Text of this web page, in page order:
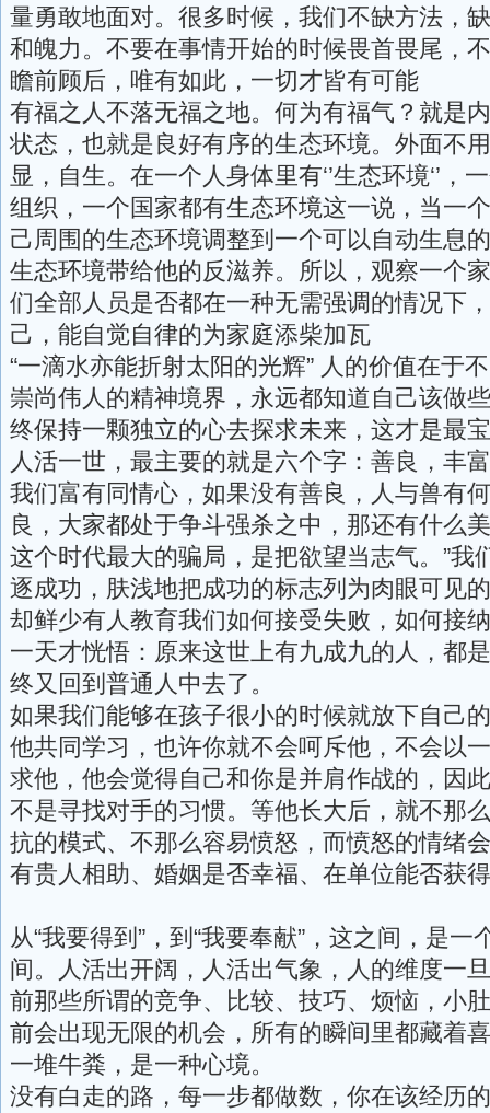
量勇敢地面对。很多时候，我们不缺方法，
和魄力。不要在事情开始的时候畏首畏尾，
瞻前顾后，唯有如此，一切才皆有可能
有福之人不落无福之地。何为有福气？就是
状态，也就是良好有序的生态环境。外面不
显，自生。在一个人身体里有‘’生态环境‘’，
组织，一个国家都有生态环境这一说，当一
己周围的生态环境调整到一个可以自动生息
生态环境带给他的反滋养。所以，观察一个
们全部人员是否都在一种无需强调的情况下
己，能自觉自律的为家庭添柴加瓦
“一滴水亦能折射太阳的光辉” 人的价值在于
崇尚伟人的精神境界，永远都知道自己该做
终保持一颗独立的心去探求未来，这才是最
人活一世，最主要的就是六个字：善良，丰
我们富有同情心，如果没有善良，人与兽有
良，大家都处于争斗强杀之中，那还有什么
这个时代最大的骗局，是把欲望当志气。”我
逐成功，肤浅地把成功的标志列为肉眼可见
却鲜少有人教育我们如何接受失败，如何接
一天才恍悟：原来这世上有九成九的人，都
终又回到普通人中去了。
如果我们能够在孩子很小的时候就放下自己
他共同学习，也许你就不会呵斥他，不会以
求他，他会觉得自己和你是并肩作战的，因
不是寻找对手的习惯。等他长大后，就不那
抗的模式、不那么容易愤怒，而愤怒的情绪
有贵人相助、婚姻是否幸福、在单位能否获
从“我要得到”，到“我要奉献”，这之间，是
间。人活出开阔，人活出气象，人的维度一
前那些所谓的竞争、比较、技巧、烦恼，小
前会出现无限的机会，所有的瞬间里都藏着
一堆牛粪，是一种心境。
没有白走的路，每一步都做数，你在该经历